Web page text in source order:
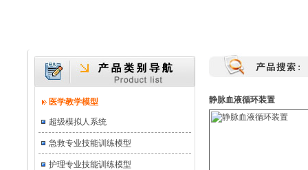
医学教学模型
超级模拟人系统
急救专业技能训练模型
护理专业技能训练模型
静脉血液循环装置